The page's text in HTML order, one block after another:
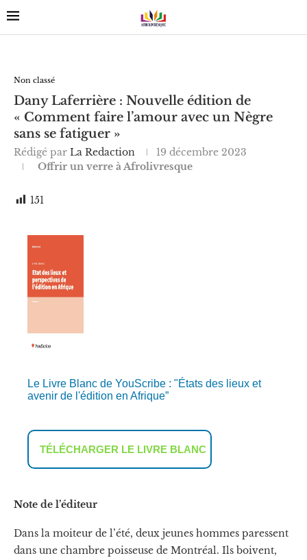
Non classé
Dany Laferrière : Nouvelle édition de
« Comment faire l’amour avec un Nègre
sans se fatiguer »
Rédigé par La Redaction
19 décembre 2023
Offrir un verre à Afrolivresque
151
Le Livre Blanc de YouScribe : "États des lieux et
avenir de l'édition en Afrique”
TÉLÉCHARGER LE LIVRE BLANC
Note de l’éditeur
Dans la moiteur de l’été, deux jeunes hommes paressent
dans une chambre poisseuse de Montréal. Ils boivent,